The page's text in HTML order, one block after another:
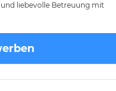
liebevolle Betreuung mit